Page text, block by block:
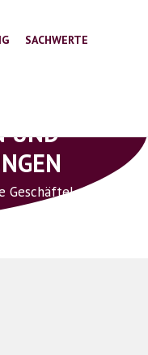
Rosbach v.d.H
SACHWERTE
UND
Geschäfte!